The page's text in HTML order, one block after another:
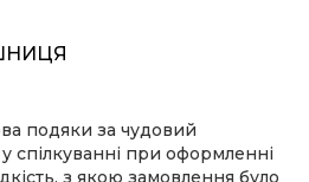
подяки за чудовий
спілкуванні при оформленні
з якою замовлення було